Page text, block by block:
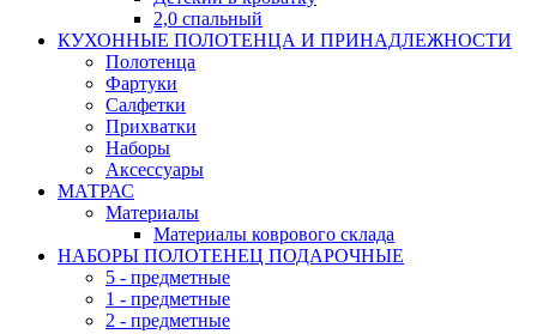
2,0 спальный
КУХОННЫЕ ПОЛОТЕНЦА И ПРИНАДЛЕЖНОСТИ
Полотенца
Фартуки
Салфетки
Прихватки
Наборы
Аксессуары
МАТРАС
Материалы
Материалы коврового склада
НАБОРЫ ПОЛОТЕНЕЦ ПОДАРОЧНЫЕ
5 - предметные
1 - предметные
2 - предметные